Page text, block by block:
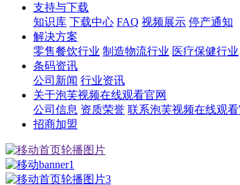
支持与下载
知识库 下载中心 FAQ 视频展示 停产通知
解决方案
零售餐饮行业 制造物流行业 医疗保健行业
条码资讯
公司新闻 行业资讯
关于泡芙视频在线观看官网
公司信息 资质荣誉 联系泡芙视频在线观看
招商加盟